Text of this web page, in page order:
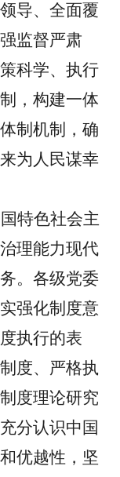
导、全面覆
监督严肃
科学、执行
，构建一体
制机制，确
为人民谋幸
特色社会主
理能力现代
。各级党委
强化制度意
执行的表
度、严格执
度理论研究
分认识中国
优越性，坚